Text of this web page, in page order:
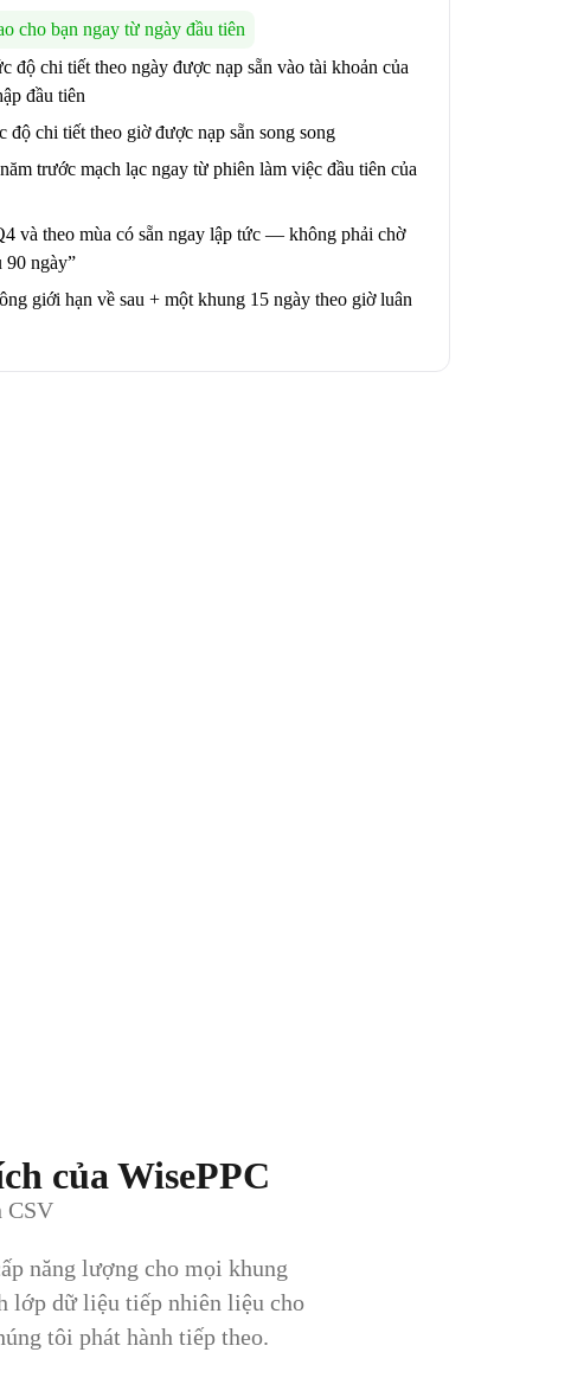
cho bạn ngay từ ngày đầu tiên
độ chi tiết theo ngày được nạp sẵn vào tài khoản của
đầu tiên
độ chi tiết theo giờ được nạp sẵn song song
trước mạch lạc ngay từ phiên làm việc đầu tiên của
và theo mùa có sẵn ngay lập tức — không phải chờ
90 ngày”
giới hạn về sau + một khung 15 ngày theo giờ luân
của WisePPC
CSV
năng lượng cho mọi khung
lớp dữ liệu tiếp nhiên liệu cho
tôi phát hành tiếp theo.